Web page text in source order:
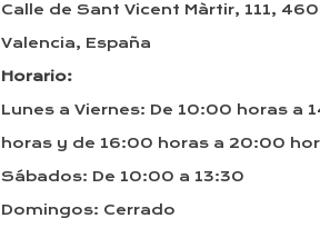
Calle de Sant Vicent Màrtir, 111,
Valencia, España
Horario:
Lunes a Viernes: De 10:00 horas a
horas y de 16:00 horas a 20:00
Sábados: De 10:00 a 13:30
Domingos: Cerrado